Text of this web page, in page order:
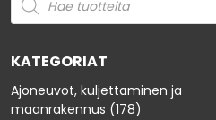
KATEGORIAT
Ajoneuvot, kuljettaminen ja
maanrakennus (178)